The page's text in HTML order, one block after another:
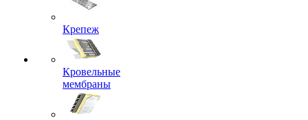
Крепеж
Кровельные
мембраны